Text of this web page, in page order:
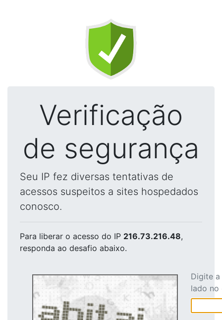
Verificação
de segurança
Seu IP fez diversas tentativas de
acessos suspeitos a sites hospedados
conosco.
Para liberar o acesso do IP 216.73.216.48,
responda ao desafio abaixo.
Digite
lado no